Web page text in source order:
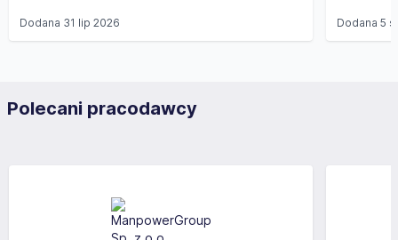
Dodana 31 lip 2026 Dodana5
Polecani pracodawcy